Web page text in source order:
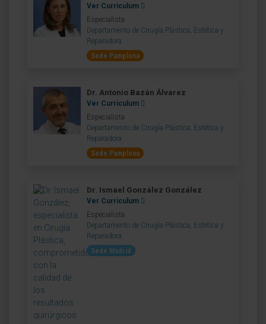
Ver Curriculum
Especialista
Departamento de Cirugía Plástica, Estética y
Reparadora
Sede Pamplona
Dr. Antonio Bazán Álvarez
Ver Curriculum
Especialista
Departamento de Cirugía Plástica, Estética y
Reparadora
Sede Pamplona
Dr. Ismael González González
Ver Curriculum
Especialista
Departamento de Cirugía Plástica, Estética y
Reparadora
Sede Madrid